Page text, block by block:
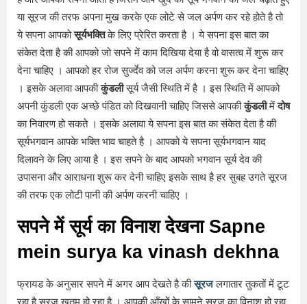
या सूरज की तरफ अपना मुख करके एक लोटे से जल अर्पण कर रहे होते है तो
ये सपना आपकोसूर्यभक्तिके लिए प्रेरित करता है । ये सपना इस बात का
संकेत देता है की आपको जो सपने में काम दिखिया देया है वो वासत्व में शुरू कर
देना चाहिए । आपको हर रोज सुर्ज्देव को जल अर्पण करना शुरू कर देना चाहिए
। इसके अलावा आपकीकुंडलीसूर्य जैसी स्थिति में है । इस स्थिति में आपको
अपनी कुंडली एक अच्छे पंडित को दिखवानी चाहिए जिससे आपकीकुंडलीमेंदोष
का निवारण हो सकते । इसके अलावा ये सपना इस बात का संकेत देता है की
सूर्यभगवान आपके भक्ति भाव चाहते है । आपको ये सपना सूर्यभगवान याद
दिलावने के लिए आया है । इस सपने के बाद आपको भगवान सूर्य देव की
उपासना और आराधना शुरू कर देनी चाहिए इसके साथ है हर सुबह उगते सूरज
की तरफ एक लोटी पानी की अर्पण करनी चाहिए ।
सपने में सूर्य का विनाश देखना Sapne
mein surya ka vinash dekhna
फ्रायड के अनुसार सपने में अगर आप देखते है कीसूरजलगातार तुकतों में टूट